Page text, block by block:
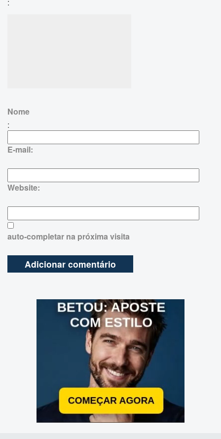
Nome
:
E-mail:
Website:
auto-completar na próxima visita